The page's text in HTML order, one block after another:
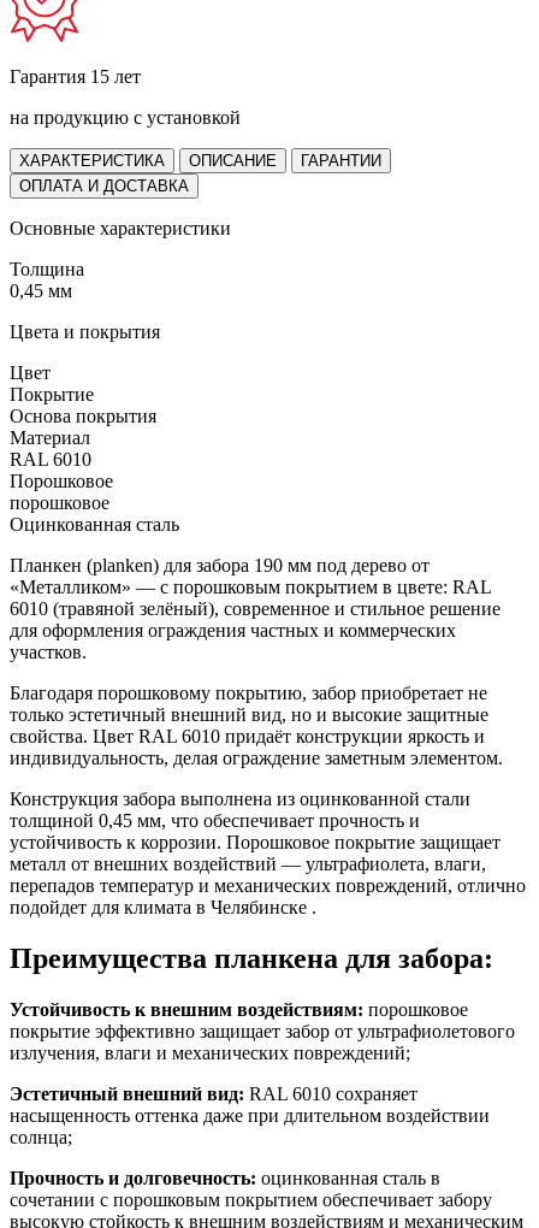
Гарантия 15 лет
на продукцию с установкой
ХАРАКТЕРИСТИКА ОПИСАНИЕ
ГАРАНТИИ
ОПЛАТА И ДОСТАВКА
Основные характеристики
Толщина
0,45 мм
Цвета и покрытия
Цвет
Покрытие
Основа покрытия
Материал
RAL 6010
Порошковое
порошковое
Оцинкованная сталь
Планкен (planken) для забора 190 мм под дерево от
«Металликом» — с порошковым покрытием в цвете: RAL
6010 (травяной зелёный), современное и стильное решение
для оформления ограждения частных и коммерческих
участков.
Благодаря порошковому покрытию, забор приобретает не
только эстетичный внешний вид, но и высокие защитные
свойства. Цвет RAL 6010 придаёт конструкции яркость и
индивидуальность, делая ограждение заметным элементом.
Конструкция забора выполнена из оцинкованной стали
толщиной 0,45 мм, что обеспечивает прочность и
устойчивость к коррозии. Порошковое покрытие защищает
металл от внешних воздействий — ультрафиолета, влаги,
перепадов температур и механических повреждений, отлично
подойдет для климата в Челябинске .
Преимущества планкена для забора:
Устойчивость к внешним воздействиям: порошковое
покрытие эффективно защищает забор от ультрафиолетового
излучения, влаги и механических повреждений;
Эстетичный внешний вид: RAL 6010 сохраняет
насыщенность оттенка даже при длительном воздействии
солнца;
Прочность и долговечность: оцинкованная сталь в
сочетании с порошковым покрытием обеспечивает забору
высокую стойкость к внешним воздействиям и механическим